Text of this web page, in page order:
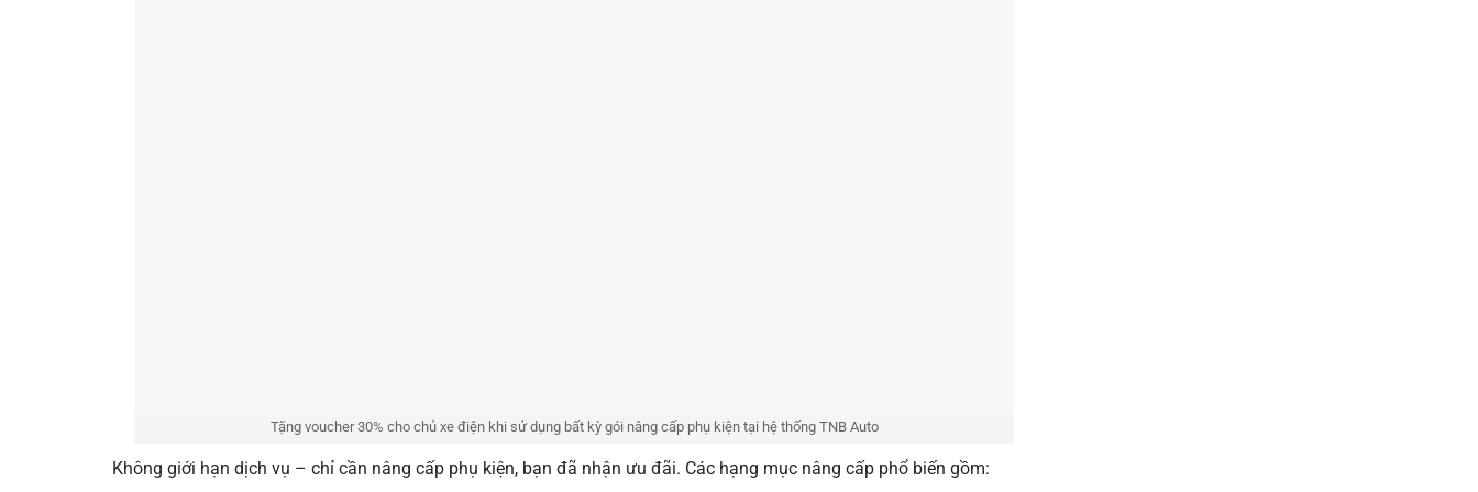
Tặng voucher 30% cho chủ xe điện khi sử dụng bất kỳ gói nâng cấp phụ kiện tại hệ thống TNB Auto
Không giới hạn dịch vụ – chỉ cần nâng cấp phụ kiện, bạn đã nhận ưu đãi. Các hạng mục nâng cấp phổ biến gồm: